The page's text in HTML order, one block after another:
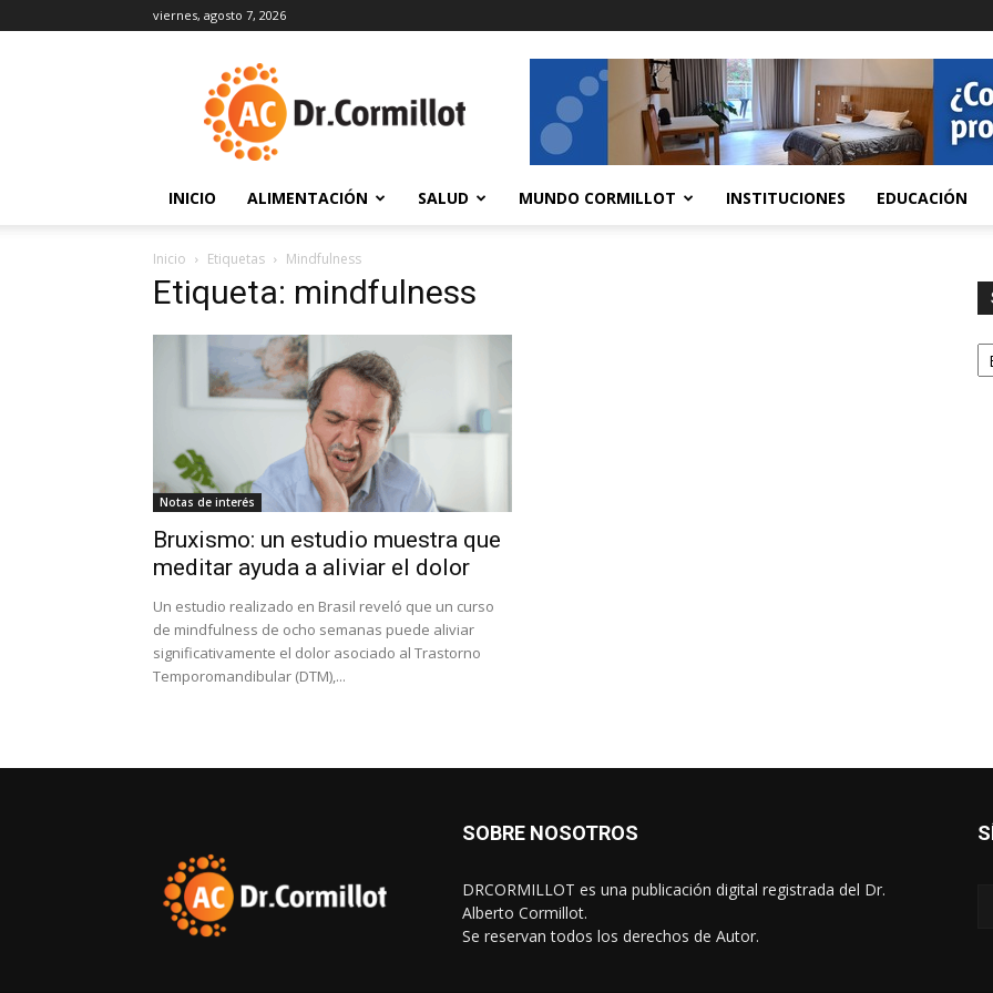
viernes, agosto 7, 2026
INICIO ALIMENTACIÓN SALUD MUNDO CORMILLOT INSTITUCIONES EDUCACIÓN
Inicio Etiquetas Mindfulness
Etiqueta: mindfulness
Notas de interés
Bruxismo: un estudio muestra que
meditar ayuda a aliviar el dolor
Un estudio realizado en Brasil reveló que un curso
de mindfulness de ocho semanas puede aliviar
significativamente el dolor asociado al Trastorno
Temporomandibular (DTM),...
SOBRE NOSOTROS
DRCORMILLOT es una publicación digital registrada del Dr.
Alberto Cormillot.
Se reservan todos los derechos de Autor.